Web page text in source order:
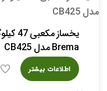
یخساز
Brema مدل CB425
اطلاعات بیشتر